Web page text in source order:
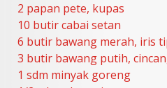
2 papan pete, kupas
10 butir cabai setan
6 butir bawang merah, iris
3 butir bawang putih,
1 sdm minyak goreng